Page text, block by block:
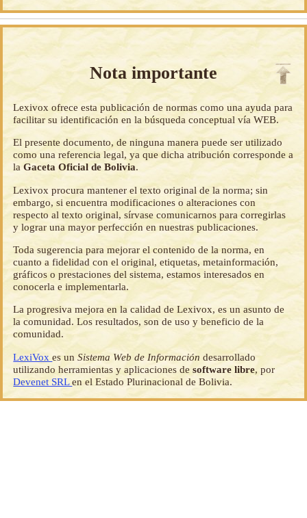
Nota importante
Lexivox ofrece esta publicación de normas como una ayuda para
facilitar su identificación en la búsqueda conceptual vía WEB.
El presente documento, de ninguna manera puede ser utilizado
como una referencia legal, ya que dicha atribución corresponde a
laGaceta Oficial de Bolivia.
Lexivox procura mantener el texto original de la norma; sin
embargo, si encuentra modificaciones o alteraciones con
respecto al texto original, sírvase comunicarnos para corregirlas
y lograr una mayor perfección en nuestras publicaciones.
Toda sugerencia para mejorar el contenido de la norma, en
cuanto a fidelidad con el original, etiquetas, metainformación,
gráficos o prestaciones del sistema, estamos interesados en
conocerla e implementarla.
La progresiva mejora en la calidad de Lexivox, es un asunto de
la comunidad. Los resultados, son de uso y beneficio de la
comunidad.
LexiVoxes unSistema Web de Información desarrollado
utilizando herramientas y aplicaciones desoftware libre, por
Devenet SRLen el Estado Plurinacional de Bolivia.